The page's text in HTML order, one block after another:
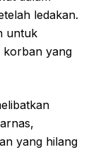
ledakan.
untuk
korban yang
yang hilang